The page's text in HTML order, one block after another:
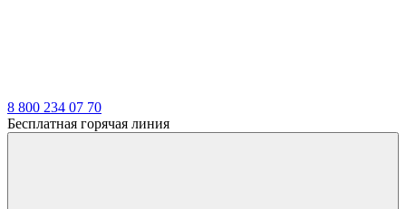
8 800 234 07 70
Бесплатная горячая линия